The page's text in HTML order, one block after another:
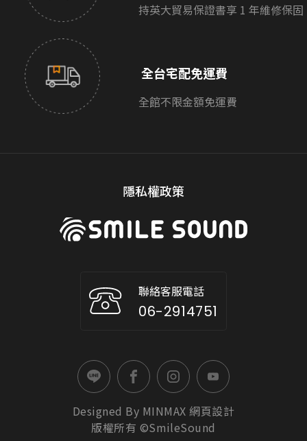
持英大貿易保證書享 1 年維修保固
全台宅配免運費
全館不限金額免運費
隱私權政策
聯絡客服電話
06-2914751
Designed By MINMAX 網頁設計
版權所有 ©SmileSound